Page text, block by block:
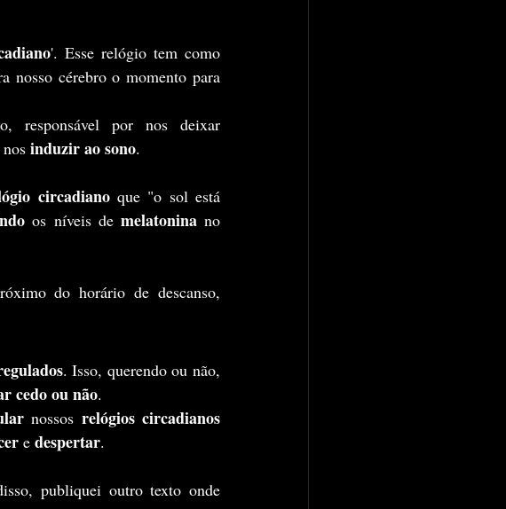
'. Esse relógio tem como
nosso cérebro o momento para
induzir ao sono.
circadiano que "o sol está
os níveis de melatonina no
. Isso, querendo ou não,
cedo ou não.
nossos relógios circadianos
e despertar.